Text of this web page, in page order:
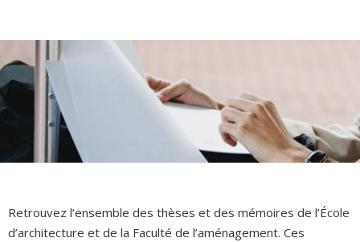
Retrouvez l’ensemble des thèses et des mémoires de l’École
d’architecture et de la Faculté de l’aménagement. Ces